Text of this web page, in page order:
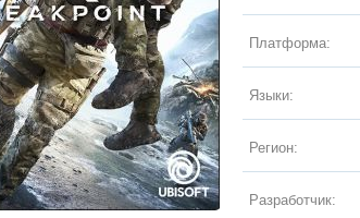
Платформа:
Языки:
Регион:
Разработчик: